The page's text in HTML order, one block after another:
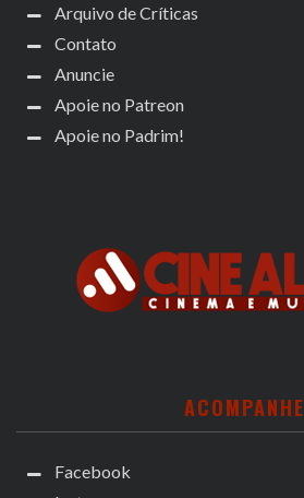
Arquivo de Críticas
Contato
Anuncie
Apoie no Patreon
Apoie no Padrim!
ACOMPANHE
Facebook